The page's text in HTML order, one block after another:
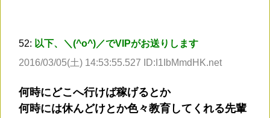
52: 以下、＼(^o^)／でVIPがお送りします
2016/03/05(土) 14:53:55.527 ID:I1IbMmdHK.net
何時にどこへ行けば稼げるとか
何時には休んどけとか色々教育してくれる先輩